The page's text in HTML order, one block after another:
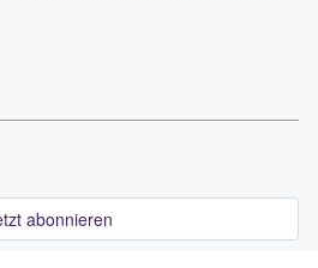
abonnieren